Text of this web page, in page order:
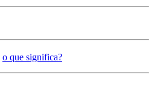
o que significa?